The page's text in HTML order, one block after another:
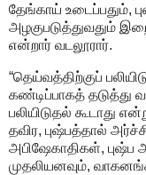
தேங்காய் உடைப்பதும்,
அழகுபடுத்துவதும்
என்றார் வடலூரார்.
“தெய்வத்திற்குப்
கண்டிப்பாகத் தடுத்து
பலியிடுதல் கூடாது
தவிர, புஷ்பத்தால்
அபிஷேகாதிகள்,
முதலியனவும்,